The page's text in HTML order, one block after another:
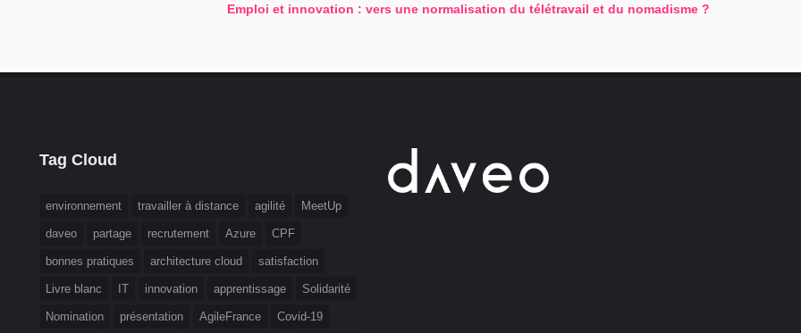
Emploi et innovation : vers une normalisation du télétravail et du nomadisme ?
Tag Cloud
environnement travailler à distance agilité MeetUp
daveo partage recrutement Azure CPF
bonnes pratiques architecture cloud satisfaction
Livre blanc IT innovation apprentissage Solidarité
Nomination présentation AgileFrance Covid-19